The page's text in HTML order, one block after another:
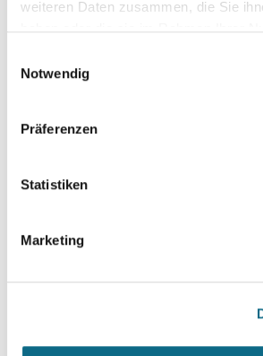
weiteren Daten zusammen, die Sie
Notwendig
Präferenzen
Statistiken
Marketing
Alter
Arbeitszeitmodell